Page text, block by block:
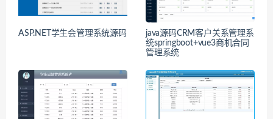
ASP.NET学生会管理系统源码
java源码CRM客户关系管理系
统springboot+vue3商机合同
管理系统